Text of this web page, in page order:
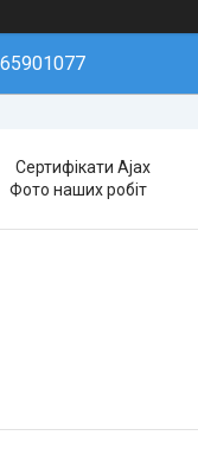
Сертифікати Ajax
Фото наших робіт